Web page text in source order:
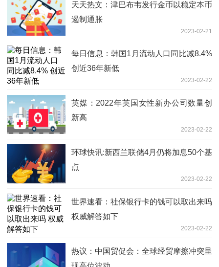
天天热文：津巴布韦发行金币以稳定本币
遏制通胀
2023-02-21
每日信息：韩国1月流动人口同比减8.4%
创近36年新低
2023-02-22
英媒：2022年英国女性新办公司数量创
新高
2023-02-22
环球快讯:新西兰联储4月仍将加息50个基
点
2023-02-22
世界速看：社保银行卡的钱可以取出来吗
权威解答如下
2023-02-22
热议：中国贸促会：全球经贸摩擦冲突呈